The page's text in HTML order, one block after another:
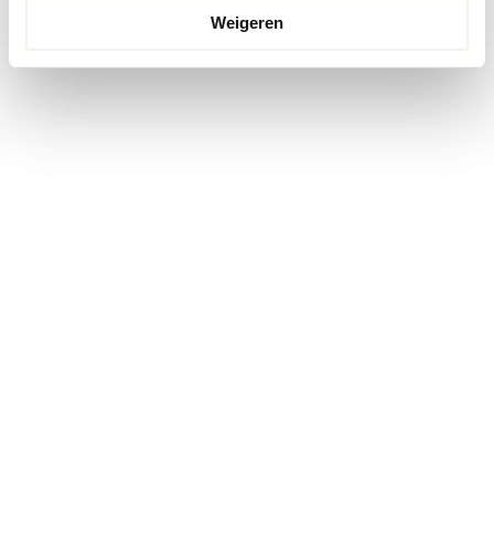
Weigeren